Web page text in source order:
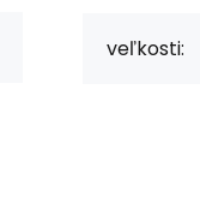
veľkosti: